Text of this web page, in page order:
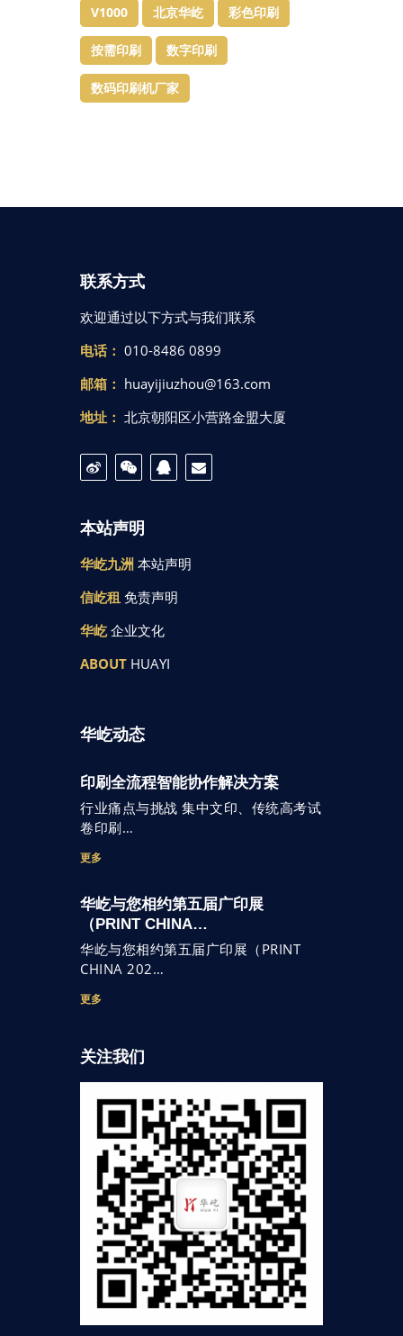
V1000 北京华屹 彩色印刷
按需印刷 数字印刷
数码印刷机厂家
联系方式
欢迎通过以下方式与我们联系
电话： 010-8486 0899
邮箱： huayijiuzhou@163.com
地址： 北京朝阳区小营路金盟大厦
本站声明
华屹九洲 本站声明
信屹租 免责声明
华屹 企业文化
ABOUT HUAYI
华屹动态
印刷全流程智能协作解决方案
行业痛点与挑战 集中文印、传统高考试
卷印刷…
更多
华屹与您相约第五届广印展
（PRINT CHINA…
华屹与您相约第五届广印展（PRINT
CHINA 202…
更多
关注我们